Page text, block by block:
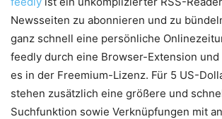
Newsseiten zu abonnieren und zu
ganz schnell eine persönliche
feedly durch eine Browser-Extension
es in der Freemium-Lizenz. Für 5 US-
stehen zusätzlich eine größere und
Suchfunktion sowie Verknüpfungen mit